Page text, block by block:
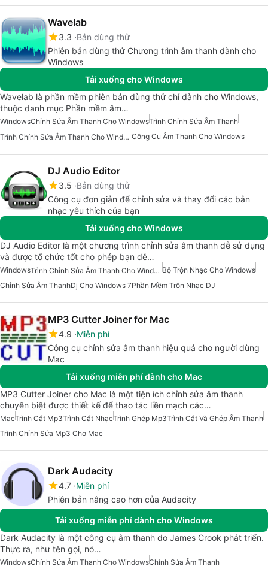
Wavelab
3.3 Bản dùng thử
Phiên bản dùng thử Chương trình âm thanh dành cho
Windows
Tải xuống cho Windows
Wavelab là phần mềm phiên bản dùng thử chỉ dành cho Windows,
thuộc danh mục Phần mềm âm…
WindowsChỉnh Sửa Âm Thanh Cho WindowsTrình Chỉnh Sửa Âm Thanh
Trình Chỉnh Sửa Âm Thanh Cho Windows Công Cụ Âm Thanh Cho Windows
DJ Audio Editor
3.5 Bản dùng thử
Công cụ đơn giản để chỉnh sửa và thay đổi các bản
nhạc yêu thích của bạn
Tải xuống cho Windows
DJ Audio Editor là một chương trình chỉnh sửa âm thanh dễ sử dụng
và được tổ chức tốt cho phép bạn dễ…
Windows Trình Chỉnh Sửa Âm Thanh Cho Windows Bộ Trộn Nhạc Cho Windows
Chỉnh Sửa Âm ThanhDj Cho Windows 7Phần Mềm Trộn Nhạc DJ
MP3 Cutter Joiner for Mac
4.9 Miễn phí
Công cụ chỉnh sửa âm thanh hiệu quả cho người dùng
Mac
Tải xuống miễn phí dành cho Mac
MP3 Cutter Joiner cho Mac là một tiện ích chỉnh sửa âm thanh
chuyên biệt được thiết kế để thao tác liền mạch các…
MacTrình Cắt Mp3Trình Cắt NhạcTrình Ghép Mp3Trình Cắt Và Ghép Âm Thanh
Trình Chỉnh Sửa Mp3 Cho Mac
Dark Audacity
4.7 Miễn phí
Phiên bản nâng cao hơn của Audacity
Tải xuống miễn phí dành cho Windows
Dark Audacity là một công cụ âm thanh do James Crook phát triển.
Thực ra, như tên gọi, nó…
WindowsChỉnh Sửa Âm Thanh Cho WindowsChỉnh Sửa Âm Thanh